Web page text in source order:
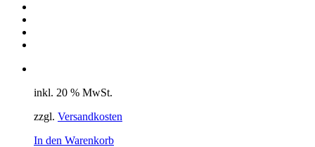
inkl. 20 % MwSt.
zzgl. Versandkosten
In den Warenkorb